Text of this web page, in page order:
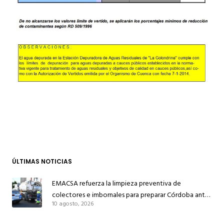
ÚLTIMAS NOTICIAS
EMACSA refuerza la limpieza preventiva de
colectores e imbornales para preparar Córdoba ante
las lluvias
10 agosto, 2026